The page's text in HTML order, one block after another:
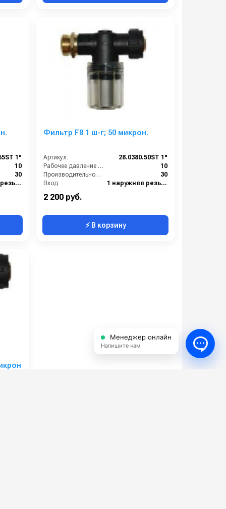
1"
10
30
1 наружняя резьба
Фильтр F8 1 ш-г; 50 микрон.
Артикул:
28.0380.50ST 1"
Рабочее давление (бар):
10
Производительность (л/мин):
30
Вход:
1 наружняя резьба
2 200 руб.
⚡ В корзину
Менеджер онлайн
Напишите нам